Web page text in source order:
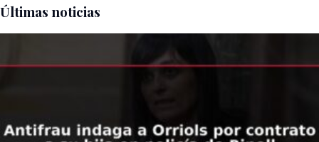
Últimas noticias